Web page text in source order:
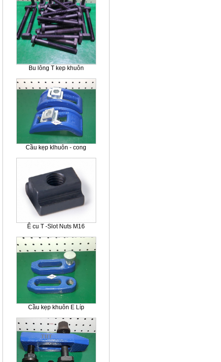
Bu lông T kep khuôn
Cầu kẹp klhuôn - cong
Ê cu T -Slot Nuts M16
Cầu kẹp khuôn E Líp